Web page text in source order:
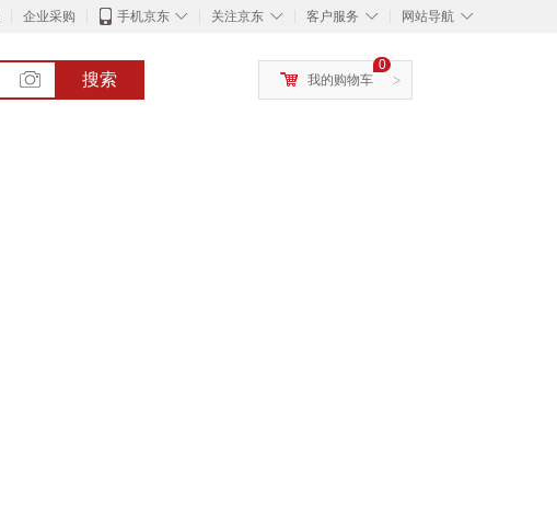
企业采购 ◇
手机京东 ◇
关注京东 ◇
客户服务 ◇
网站导航
搜索 >
0
我的购物车